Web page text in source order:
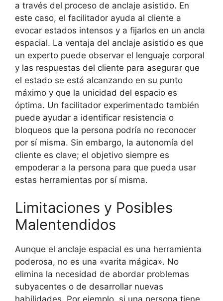
a través del proceso de anclaje asistido. En
este caso, el facilitador ayuda al cliente a
evocar estados intensos y a fijarlos en un ancla
espacial. La ventaja del anclaje asistido es que
un experto puede observar el lenguaje corporal
y las respuestas del cliente para asegurar que
el estado se está alcanzando en su punto
máximo y que la unicidad del espacio es
óptima. Un facilitador experimentado también
puede ayudar a identificar resistencia o
bloqueos que la persona podría no reconocer
por sí misma. Sin embargo, la autonomía del
cliente es clave; el objetivo siempre es
empoderar a la persona para que pueda usar
estas herramientas por sí misma.
Limitaciones y Posibles
Malentendidos
Aunque el anclaje espacial es una herramienta
poderosa, no es una «varita mágica». No
elimina la necesidad de abordar problemas
subyacentes o de desarrollar nuevas
habilidades. Por ejemplo, si una persona tiene